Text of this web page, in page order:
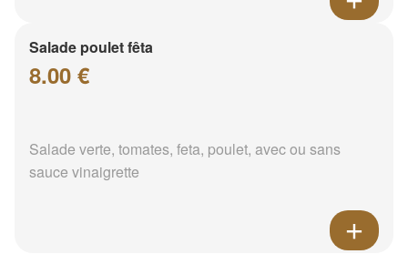
Salade poulet fêta
8.00 €
Salade verte, tomates, feta, poulet, avec ou sans
sauce vinaigrette